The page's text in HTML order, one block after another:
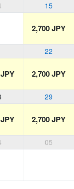
15
2,700 JPY
22
2,700 JPY
29
2,700 JPY
05